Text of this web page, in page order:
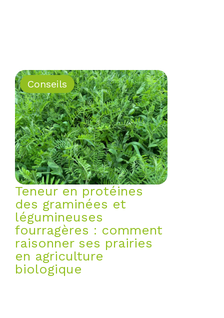
Conseils
Teneur en protéines
des graminées et
légumineuses
fourragères : comment
raisonner ses prairies
en agriculture
biologique